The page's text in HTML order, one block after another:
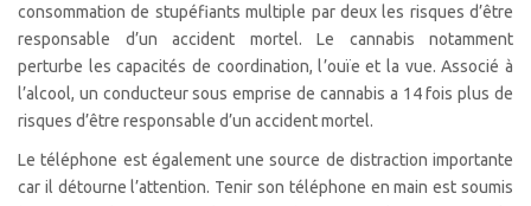
consommation de stupéfiants multiple par deux les risques d’être
responsable d’un accident mortel. Le cannabis notamment
perturbe les capacités de coordination, l’ouïe et la vue. Associé à
l’alcool, un conducteur sous emprise de cannabis a 14 fois plus de
risques d’être responsable d’un accident mortel.
Le téléphone est également une source de distraction importante
car il détourne l’attention. Tenir son téléphone en main est soumis